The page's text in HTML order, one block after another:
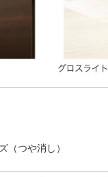
（つや消し）